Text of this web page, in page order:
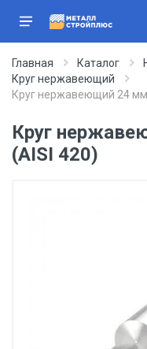
Главная Каталог
Круг нержавеющий
Круг нержавеющий 24
Круг
(AISI 420)